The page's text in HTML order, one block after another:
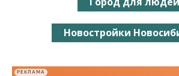
Новостройки
РЕКЛАМА